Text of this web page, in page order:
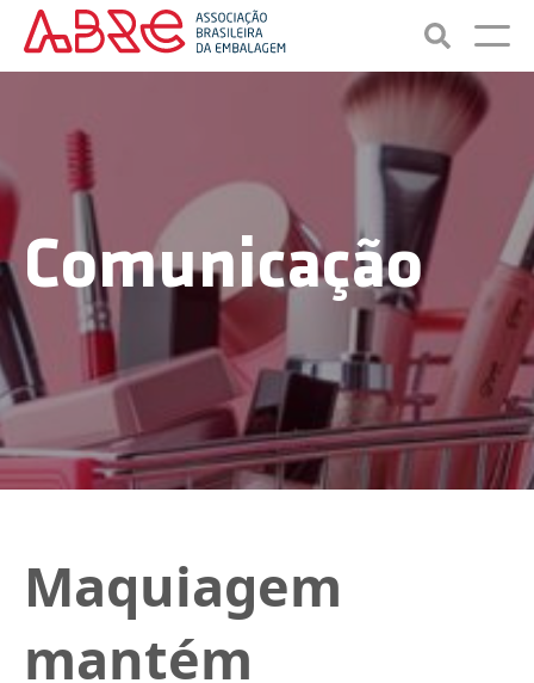
Comunicação
Maquiagem
mantém